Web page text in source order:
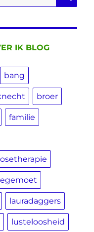
IK BLOG
bang
broer
familie
lauradaggers
lusteloosheid